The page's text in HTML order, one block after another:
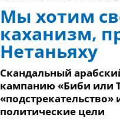
Мы хотим
каханизм,
Нетаньяху
Скандальный
кампанию «Биби или
«подстрекательство»
политические цели